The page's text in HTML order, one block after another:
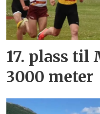
17. plass til
3000 meter